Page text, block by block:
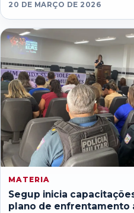
20 DE MARÇO DE 2026
MATERIA
Segup inicia
plano de enfrentamento